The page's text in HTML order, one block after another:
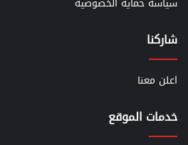
شاركنا
اعلن معنا
خدمات الموقع